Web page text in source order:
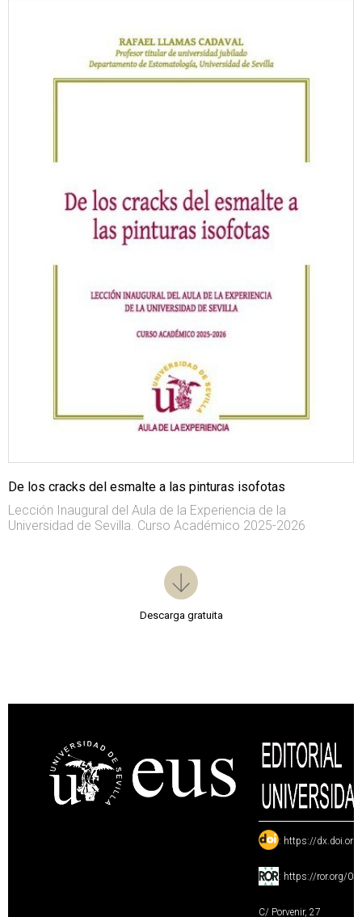
De los cracks del esmalte a las pinturas isofotas
Lección Inaugural del Aula de la Experiencia de la
Universidad de Sevilla. Curso Académico 2025-2026
Descarga gratuita
: https://
: https://ror.org/
C/ Porvenir, 27